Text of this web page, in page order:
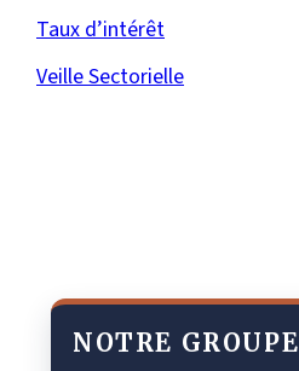
Taux d’intérêt
Veille Sectorielle
NOTRE GROUPE